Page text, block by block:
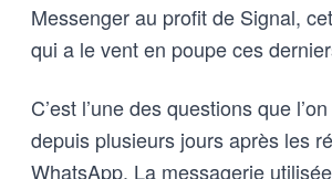
Messenger au profit de Signal,
qui a le vent en poupe ces
C’est l’une des questions que
depuis plusieurs jours après les
WhatsApp. La messagerie